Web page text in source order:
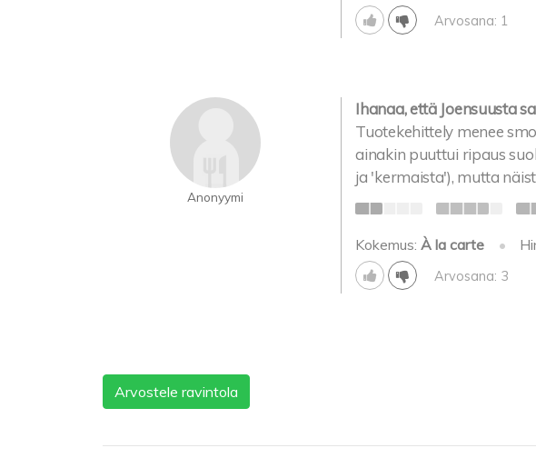
Arvosana: 1
Anonyymi
Ihanaa, että Joensuusta
Tuotekehittely menee
ainakin puuttui ripaus
ja 'kermaista'), mutta
Kokemus:À la carte •
Arvosana: 3
Arvostele ravintola